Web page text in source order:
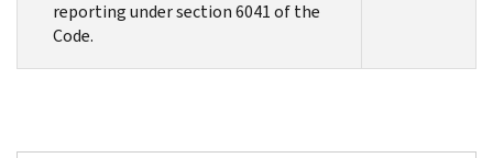
reporting under section 6041 of the
Code.